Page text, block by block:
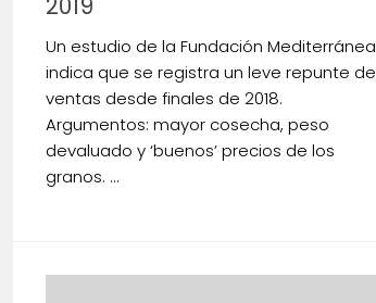
2019
Un estudio de la Fundación Mediterránea
indica que se registra un leve repunte de
ventas desde finales de 2018.
Argumentos: mayor cosecha, peso
devaluado y ‘buenos’ precios de los
granos. ...